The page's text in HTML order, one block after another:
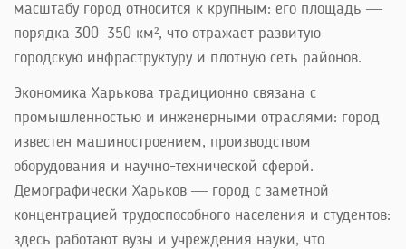
масштабу город относится к крупным: его площадь —
порядка 300–350 км², что отражает развитую
городскую инфраструктуру и плотную сеть районов.
Экономика Харькова традиционно связана с
промышленностью и инженерными отраслями: город
известен машиностроением, производством
оборудования и научно-технической сферой.
Демографически Харьков — город с заметной
концентрацией трудоспособного населения и студентов:
здесь работают вузы и учреждения науки, что